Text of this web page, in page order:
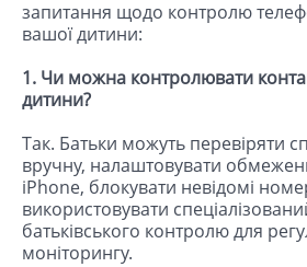
запитання щодо контролю
вашої дитини:
1. Чи можна контролювати
дитини?
Так. Батьки можуть перевіряти
вручну, налаштовувати
iPhone, блокувати невідомі
використовувати
батьківського контролю для
моніторингу.